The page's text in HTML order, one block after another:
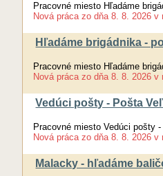
Pracovné miesto Hľadáme
Nová práca zo dňa 8. 8. 2026 v
Hľadáme brigádnika -
Pracovné miesto Hľadáme
Nová práca zo dňa 8. 8. 2026 v
Vedúci pošty - Pošta
Pracovné miesto Vedúci pošty
Nová práca zo dňa 8. 8. 2026 v
Malacky - hľadáme